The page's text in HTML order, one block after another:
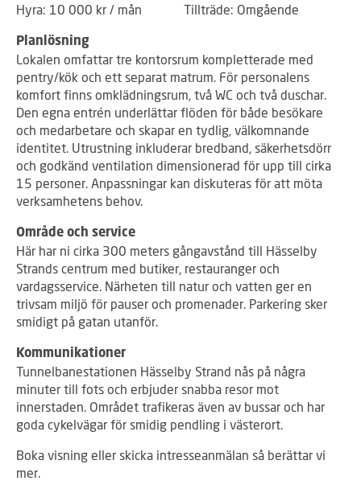
Hyra: 10 000 kr / mån Tillträde: Omgående
Planlösning
Lokalen omfattar tre kontorsrum kompletterade med
pentry/kök och ett separat matrum. För personalens
komfort finns omklädningsrum, två WC och två duschar.
Den egna entrén underlättar flöden för både besökare
och medarbetare och skapar en tydlig, välkomnande
identitet. Utrustning inkluderar bredband, säkerhetsdörr
och godkänd ventilation dimensionerad för upp till cirka
15 personer. Anpassningar kan diskuteras för att möta
verksamhetens behov.
Område och service
Här har ni cirka 300 meters gångavstånd till Hässelby
Strands centrum med butiker, restauranger och
vardagsservice. Närheten till natur och vatten ger en
trivsam miljö för pauser och promenader. Parkering sker
smidigt på gatan utanför.
Kommunikationer
Tunnelbanestationen Hässelby Strand nås på några
minuter till fots och erbjuder snabba resor mot
innerstaden. Området trafikeras även av bussar och har
goda cykelvägar för smidig pendling i västerort.
Boka visning eller skicka intresseanmälan så berättar vi
mer.